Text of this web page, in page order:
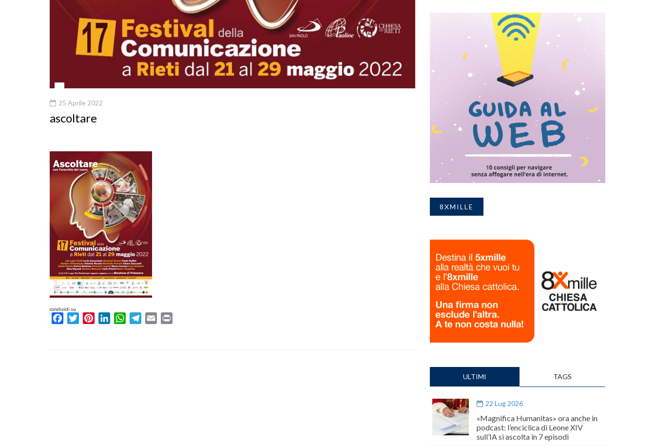
25 Aprile 2022
ascoltare
condividi su
FacebookTwitterPinterestLinkedInWhatsAppTelegram
Email
8XMILLE
ULTIMI TAGS
22 Lug 2026
«Magnifica Humanitas» ora anche in
podcast: l’enciclica di Leone XIV
sull’IA si ascolta in 7 episodi